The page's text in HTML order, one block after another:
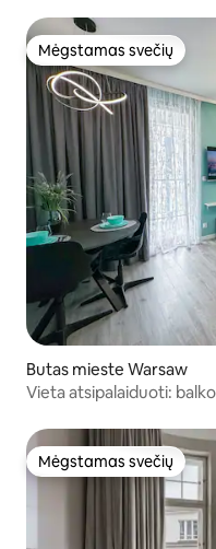
Mėgstamas svečių
Mėgstamas svečių
Butas mieste Warsaw
Vieta atsipalaiduoti:
Mėgstamas svečių
Mėgstamas svečių